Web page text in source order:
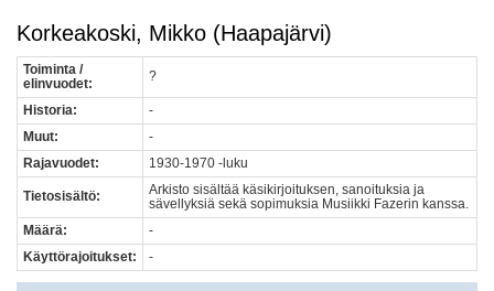
Korkeakoski, Mikko (Haapajärvi)
Toiminta /
elinvuodet:
?
Historia:
-
Muut:
-
Rajavuodet:
1930-1970 -luku
Tietosisältö:
Arkisto sisältää käsikirjoituksen, sanoituksia ja
sävellyksiä sekä sopimuksia Musiikki Fazerin kanssa.
Määrä:
-
Käyttörajoitukset:
-